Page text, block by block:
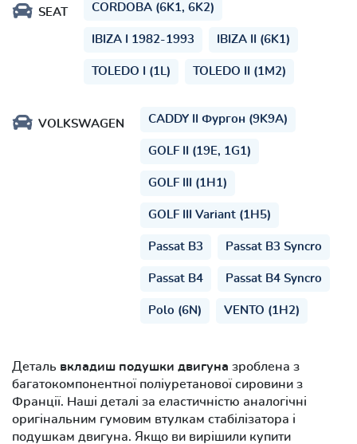
SEAT CORDOBA (6K1, 6K2)
IBIZA I 1982-1993 IBIZA II (6K1)
TOLEDO I (1L) TOLEDO II (1M2)
VOLKSWAGEN CADDY II Фургон (9K9A)
GOLF II (19E, 1G1)
GOLF III (1H1)
GOLF III Variant (1H5)
Passat B3 Passat B3 Syncro
Passat B4 Passat B4 Syncro
Polo (6N) VENTO (1H2)
Деталь вкладиш подушки двигуна зроблена з
багатокомпонентної поліуретанової сировини з
Франції. Наші деталі за еластичністю аналогічні
оригінальним гумовим втулкам стабілізатора і
подушкам двигуна. Якщо ви вирішили купити